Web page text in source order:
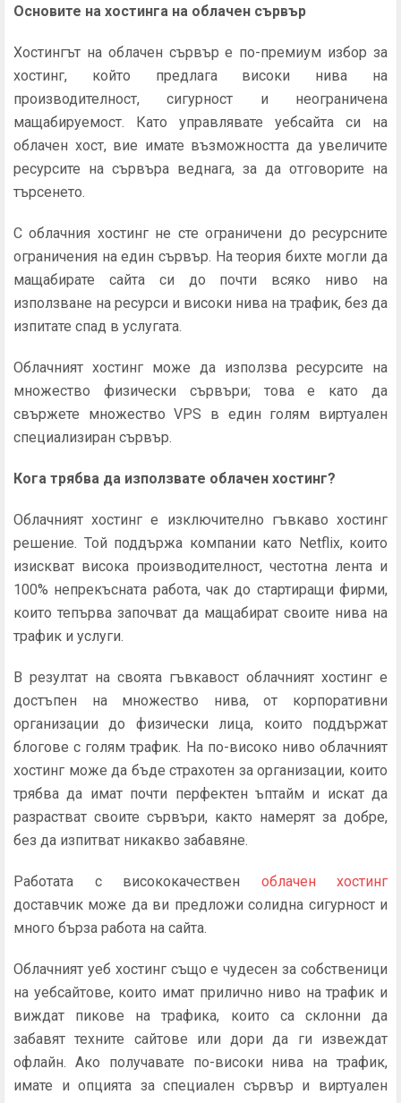
Основите на хостинга на облачен сървър
Хостингът на облачен сървър е по-премиум избор за
хостинг, който предлага високи нива на
производителност, сигурност и неограничена
мащабируемост. Като управлявате уебсайта си на
облачен хост, вие имате възможността да увеличите
ресурсите на сървъра веднага, за да отговорите на
търсенето.
С облачния хостинг не сте ограничени до ресурсните
ограничения на един сървър. На теория бихте могли да
мащабирате сайта си до почти всяко ниво на
използване на ресурси и високи нива на трафик, без да
изпитате спад в услугата.
Облачният хостинг може да използва ресурсите на
множество физически сървъри; това е като да
свържете множество VPS в един голям виртуален
специализиран сървър.
Кога трябва да използвате облачен хостинг?
Облачният хостинг е изключително гъвкаво хостинг
решение. Той поддържа компании като Netflix, които
изискват висока производителност, честотна лента и
100% непрекъсната работа, чак до стартиращи фирми,
които тепърва започват да мащабират своите нива на
трафик и услуги.
В резултат на своята гъвкавост облачният хостинг е
достъпен на множество нива, от корпоративни
организации до физически лица, които поддържат
блогове с голям трафик. На по-високо ниво облачният
хостинг може да бъде страхотен за организации, които
трябва да имат почти перфектен ъптайм и искат да
разрастват своите сървъри, както намерят за добре,
без да изпитват никакво забавяне.
Работата с висококачествен облачен хостинг
доставчик може да ви предложи солидна сигурност и
много бърза работа на сайта.
Облачният уеб хостинг също е чудесен за собственици
на уебсайтове, които имат прилично ниво на трафик и
виждат пикове на трафика, които са склонни да
забавят техните сайтове или дори да ги извеждат
офлайн. Ако получавате по-високи нива на трафик,
имате и опцията за специален сървър и виртуален